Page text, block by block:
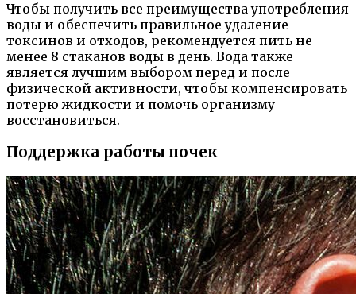
Чтобы получить все преимущества употребления
воды и обеспечить правильное удаление
токсинов и отходов, рекомендуется пить не
менее 8 стаканов воды в день. Вода также
является лучшим выбором перед и после
физической активности, чтобы компенсировать
потерю жидкости и помочь организму
восстановиться.
Поддержка работы почек